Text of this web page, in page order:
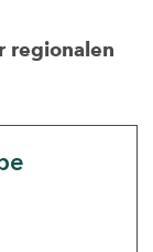
regionalen